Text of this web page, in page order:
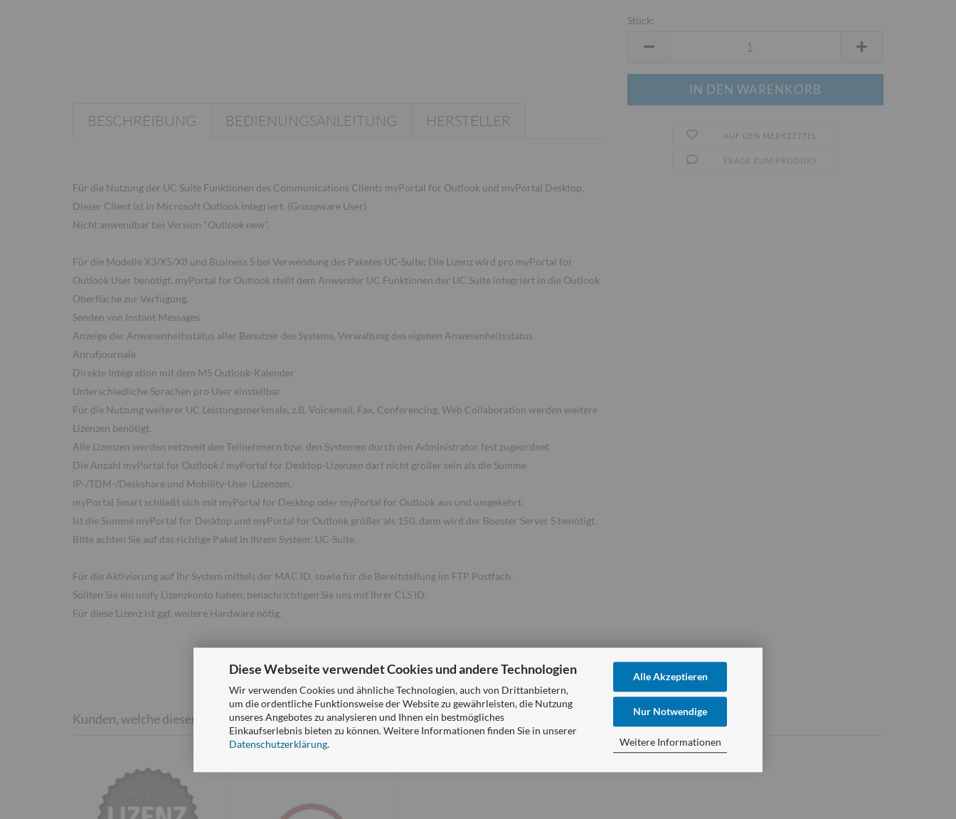
Diese Webseite verwendet Cookies und andere Technologien
Wir verwenden Cookies und ähnliche Technologien, auch von Drittanbietern,
um die ordentliche Funktionsweise der Website zu gewährleisten, die Nutzung
unseres Angebotes zu analysieren und Ihnen ein bestmögliches
Einkaufserlebnis bieten zu können. Weitere Informationen finden Sie in unserer
Datenschutzerklärung.
Alle Akzeptieren
Nur Notwendige
Weitere Informationen
Stück:
Stück
AUF DEN MERKZETTEL
FRAGE ZUM PRODUKT
BESCHREIBUNG BEDIENUNGSANLEITUNG HERSTELLER
Für die Nutzung der UC Suite Funktionen des Communications Clients myPortal for Outlook und myPortal Desktop.
Dieser Client ist in Microsoft Outlook integriert. (Groupware User)
Nicht anwendbar bei Version "Outlook new".
Für die Modelle X3/X5/X8 und Business S bei Verwendung des Paketes UC-Suite; Die Lizenz wird pro myPortal for
Outlook User benötigt. myPortal for Outlook stellt dem Anwender UC Funktionen der UC Suite integriert in die Outlook
Oberfläche zur Verfügung.
Senden von Instant Messages
Anzeige der Anwesenheitsstatus aller Benutzer des Systems, Verwaltung des eigenen Anwesenheitsstatus
Anrufjournale
Direkte Integration mit dem MS Outlook-Kalender
Unterschiedliche Sprachen pro User einstellbar
Für die Nutzung weiterer UC Leistungsmerkmale, z.B. Voicemail, Fax, Conferencing, Web Collaboration werden weitere
Lizenzen benötigt.
Alle Lizenzen werden netzweit den Teilnehmern bzw. den Systemen durch den Administrator fest zugeordnet
Die Anzahl myPortal for Outlook / myPortal for Desktop-Lizenzen darf nicht größer sein als die Summe
IP-/TDM-/Deskshare und Mobility-User-Lizenzen.
myPortal Smart schließt sich mit myPortal for Desktop oder myPortal for Outlook aus und umgekehrt.
Ist die Summe myPortal for Desktop und myPortal for Outlook größer als 150, dann wird der Booster Server S benötigt.
BItte achten Sie auf das richtige Paket in Ihrem System: UC-Suite.
Für die Aktivierung auf Ihr System mittels der MAC ID, sowie für die Bereitstellung im FTP Postfach.
Sollten Sie ein unify Lizenzkonto haben, benachrichtigen Sie uns mit Ihrer CLS ID.
Für diese Lizenz ist ggf. weitere Hardware nötig.
Kunden, welche diesen Artikel bestellten, haben auch folgende Artikel gekauft: